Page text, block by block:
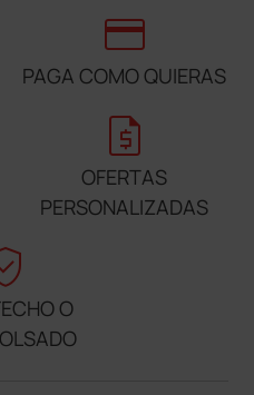
credit_card
PAGA COMO QUIERAS
request_quote
OFERTAS
PERSONALIZADAS
O